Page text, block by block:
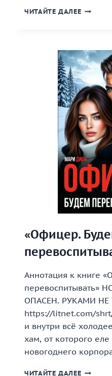
ЧИТАЙТЕ ДАЛЕЕ
«Офицер.
Аннотация к книге
перевоспитывать»
ОПАСЕН. РУКАМИ НЕ
https://litnet.com/
и внутри всё
хам, от которого еле
новогоднего
ЧИТАЙТЕ ДАЛЕЕ «ОФИЦЕР.